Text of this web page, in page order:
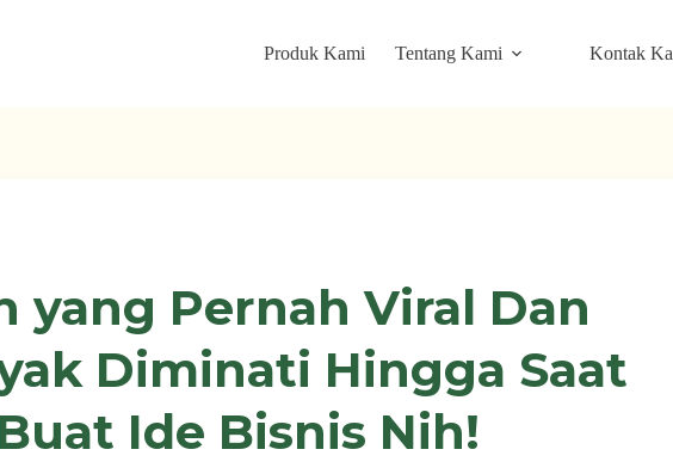
Produk Kami Tentang Kami Kontak
yang Pernah Viral Dan
Diminati Hingga Saat
Ide Bisnis Nih!